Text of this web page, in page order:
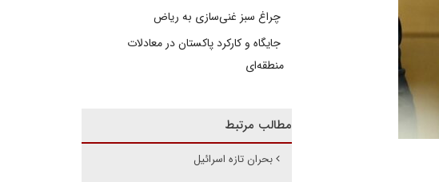
چراغ سبز غنی‌سازی به ریاض
جایگاه و کارکرد پاکستان در معادلات
منطقه‌ای
مطالب مرتبط
بحران تازه اسرائیل